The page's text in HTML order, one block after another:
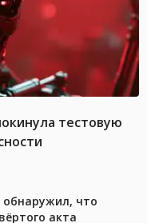
тестовую
обнаружил, что
акта